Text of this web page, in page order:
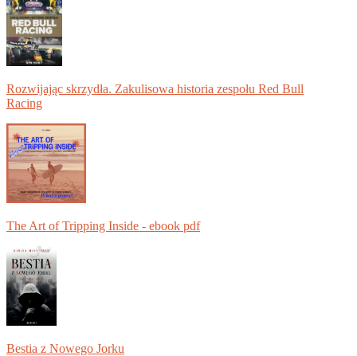
Rozwijając skrzydła. Zakulisowa historia zespołu Red Bull
Racing
The Art of Tripping Inside - ebook pdf
Bestia z Nowego Jorku